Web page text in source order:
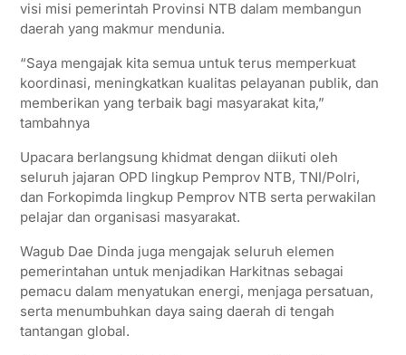
visi misi pemerintah Provinsi NTB dalam membangun
daerah yang makmur mendunia.
“Saya mengajak kita semua untuk terus memperkuat
koordinasi, meningkatkan kualitas pelayanan publik, dan
memberikan yang terbaik bagi masyarakat kita,”
tambahnya
Upacara berlangsung khidmat dengan diikuti oleh
seluruh jajaran OPD lingkup Pemprov NTB, TNI/Polri,
dan Forkopimda lingkup Pemprov NTB serta perwakilan
pelajar dan organisasi masyarakat.
Wagub Dae Dinda juga mengajak seluruh elemen
pemerintahan untuk menjadikan Harkitnas sebagai
pemacu dalam menyatukan energi, menjaga persatuan,
serta menumbuhkan daya saing daerah di tengah
tantangan global.